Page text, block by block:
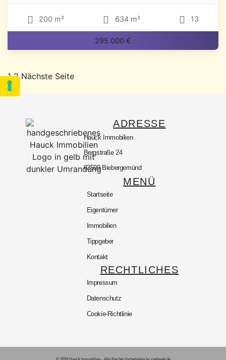
200 m² 634 m² 13
295.000 €
1 2 Nächste Seite
ADRESSE
Hauck Immobilien
Bergstraße 24
63599 Biebergemünd
MENÜ
Startseite
Eigentümer
Immobilien
Tippgeber
Kontakt
RECHTLICHES
Impressum
Datenschutz
Cookie-Richtlinie
© 2026 Hauck Immobilien - Alle Rechte Vorbehalten. by riethweb.de